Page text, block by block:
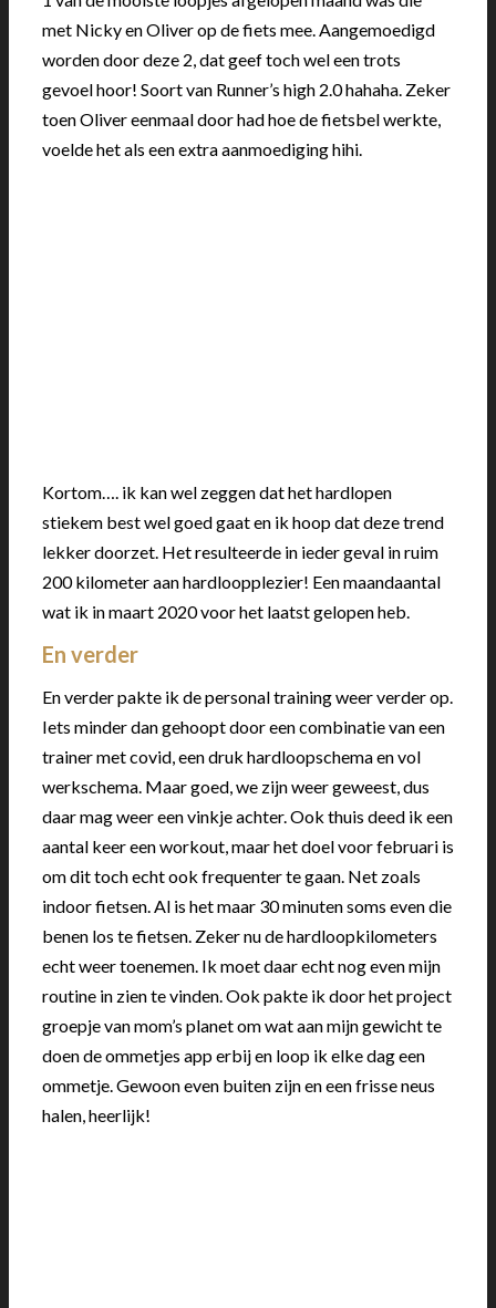
met Nicky en Oliver op de fiets mee. Aangemoedigd
worden door deze 2, dat geef toch wel een trots
gevoel hoor! Soort van Runner’s high 2.0 hahaha. Zeker
toen Oliver eenmaal door had hoe de fietsbel werkte,
voelde het als een extra aanmoediging hihi.
Kortom…. ik kan wel zeggen dat het hardlopen
stiekem best wel goed gaat en ik hoop dat deze trend
lekker doorzet. Het resulteerde in ieder geval in ruim
200 kilometer aan hardloopplezier! Een maandaantal
wat ik in maart 2020 voor het laatst gelopen heb.
En verder
En verder pakte ik de personal training weer verder op.
Iets minder dan gehoopt door een combinatie van een
trainer met covid, een druk hardloopschema en vol
werkschema. Maar goed, we zijn weer geweest, dus
daar mag weer een vinkje achter. Ook thuis deed ik een
aantal keer een workout, maar het doel voor februari is
om dit toch echt ook frequenter te gaan. Net zoals
indoor fietsen. Al is het maar 30 minuten soms even die
benen los te fietsen. Zeker nu de hardloopkilometers
echt weer toenemen. Ik moet daar echt nog even mijn
routine in zien te vinden. Ook pakte ik door het project
groepje van mom’s planet om wat aan mijn gewicht te
doen de ommetjes app erbij en loop ik elke dag een
ommetje. Gewoon even buiten zijn en een frisse neus
halen, heerlijk!